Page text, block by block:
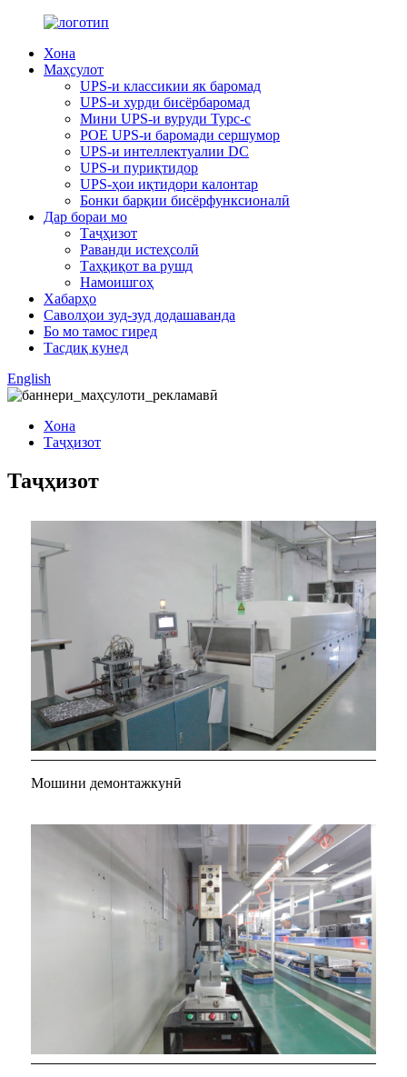
Хона
Маҳсулот
UPS-и классикии як баромад
UPS-и хурди бисёрбаромад
Мини UPS-и вуруди Typc-c
POE UPS-и баромади сершумор
UPS-и интеллектуалии DC
UPS-и пуриқтидор
UPS-ҳои иқтидори калонтар
Бонки барқии бисёрфунксионалӣ
Дар бораи мо
Таҷҳизот
Раванди истеҳсолӣ
Таҳқиқот ва рушд
Намоишгоҳ
Хабарҳо
Саволҳои зуд-зуд додашаванда
Бо мо тамос гиред
Тасдиқ кунед
English
Хона
Таҷҳизот
Таҷҳизот
Мошини демонтажкунӣ